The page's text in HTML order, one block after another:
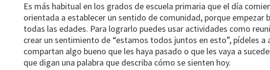
Es más habitual en los grados de escuela primaria que el día
orientada a establecer un sentido de comunidad, porque empezar
todas las edades. Para lograrlo puedes usar actividades como
crear un sentimiento de “estamos todos juntos en esto”, pídeles a
compartan algo bueno que les haya pasado o que les vaya a
que digan una palabra que describa cómo se sienten hoy.